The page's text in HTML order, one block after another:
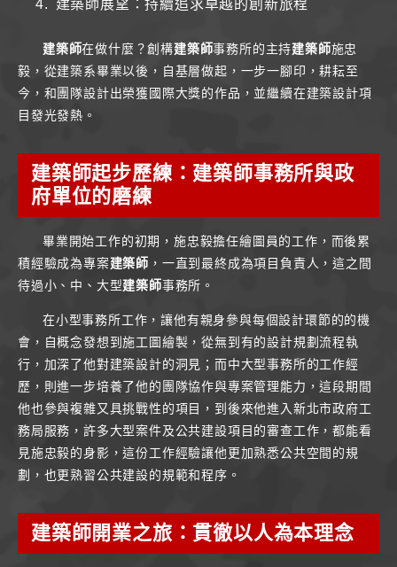
建築師展望：持續追求卓越的創新旅程
建築師在做什麼？創構建築師事務所的主持建築師施忠
毅，從建築系畢業以後，自基層做起，一步一腳印，耕耘至
今，和團隊設計出榮獲國際大獎的作品，並繼續在建築設計項
目發光發熱。
建築師起步歷練：建築師事務所與政
府單位的磨練
畢業開始工作的初期，施忠毅擔任繪圖員的工作，而後累
積經驗成為專案建築師 ，一直到最終成為項目負責人，這之間
待過小、中、大型建築師事務所。
在小型事務所工作，讓他有親身參與每個設計環節的的機
會，自概念發想到施工圖繪製，從無到有的設計規劃流程執
行，加深了他對建築設計的洞見；而中大型事務所的工作經
歷，則進一步培養了他的團隊協作與專案管理能力，這段期間
他也參與複雜又具挑戰性的項目，到後來他進入新北市政府工
務局服務，許多大型案件及公共建設項目的審查工作，都能看
見施忠毅的身影，這份工作經驗讓他更加熟悉公共空間的規
劃，也更熟習公共建設的規範和程序。
建築師開業之旅：貫徹以人為本理念